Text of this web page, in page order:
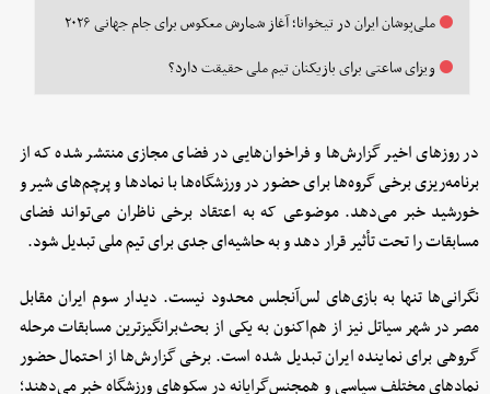
ملی‌پوشان ایران در تیخوانا؛ آغاز شمارش معکوس برای جام جهانی ۲۰۲۶
ویزای ساعتی برای بازیکنان تیم ملی حقیقت دارد؟
در روزهای اخیر گزارش‌ها و فراخوان‌هایی در فضای مجازی منتشر شده که از
برنامه‌ریزی برخی گروه‌ها برای حضور در ورزشگاه‌ها با نمادها و پرچم‌های شیر و
خورشید خبر می‌دهد. موضوعی که به اعتقاد برخی ناظران می‌تواند فضای
مسابقات را تحت تأثیر قرار دهد و به حاشیه‌ای جدی برای تیم ملی تبدیل شود.
نگرانی‌ها تنها به بازی‌های لس‌آنجلس محدود نیست. دیدار سوم ایران مقابل
مصر در شهر سیاتل نیز از هم‌اکنون به یکی از بحث‌برانگیزترین مسابقات مرحله
گروهی برای نماینده ایران تبدیل شده است. برخی گزارش‌ها از احتمال حضور
نمادهای مختلف سیاسی و همجنس‌گرایانه در سکوهای ورزشگاه خبر می‌دهند؛